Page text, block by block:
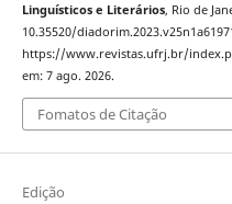
Linguísticos e Literários, Rio de
10.35520/
https://www.revistas.ufrj.br/
em: 7 ago. 2026.
Fomatos de Citação
Edição